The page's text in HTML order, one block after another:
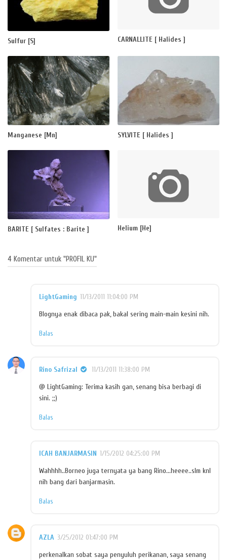
Sulfur [S] CARNALLITE [ Halides ]
Manganese [Mn] SYLVITE [ Halides ]
BARITE [ Sulfates : Barite ] Helium [He]
4 Komentar untuk "PROFIL KU"
LightGaming 11/13/2011 11:04:00 PM
Blognya enak dibaca pak, bakal sering main-main kesini nih.
Balas
Rino Safrizal
11/13/2011 11:38:00 PM
@ LightGaming: Terima kasih gan, senang bisa berbagi di
sini. ;;)
Balas
ICAH BANJARMASIN 1/15/2012 04:25:00 PM
Wahhhh..Borneo juga ternyata ya bang Rino...heeee..slm knl
nih bang dari banjarmasin.
Balas
AZLA 3/25/2012 01:47:00 PM
perkenalkan sobat saya penyuluh perikanan, saya senang